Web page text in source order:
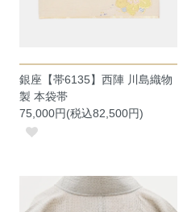
銀座【帯6135】西陣 川島織物
製 本袋帯
75,000円(税込82,500円)